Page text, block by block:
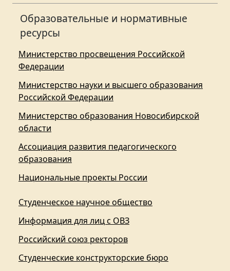
Образовательные и нормативные
ресурсы
Министерство просвещения Российской
Федерации
Министерство науки и высшего образования
Российской Федерации
Министерство образования Новосибирской
области
Ассоциация развития педагогического
образования
Национальные проекты России
Студенческое научное общество
Информация для лиц с ОВЗ
Российский союз ректоров
Студенческие конструкторские бюро